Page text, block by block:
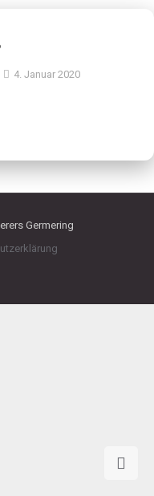
4. Januar 2020
Germering